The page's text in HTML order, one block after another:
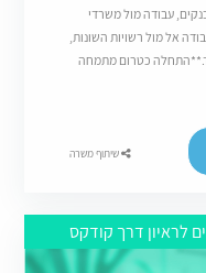
עבודה מול משרדי
אל מול רשויות השונות,
כטרום מתמחה
שיתוף משרה
לראיון דרך קודקס